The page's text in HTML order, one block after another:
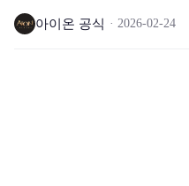
아이온 공식 2026-02-24